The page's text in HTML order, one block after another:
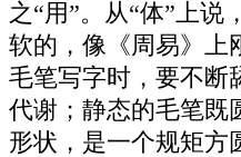
之“用”。从“体”上说
软的，像《周易》上
毛笔写字时，要不断
代谢；静态的毛笔既
形状，是一个规矩方